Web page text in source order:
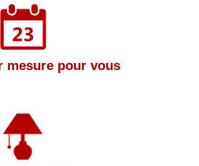
mesure pour vous